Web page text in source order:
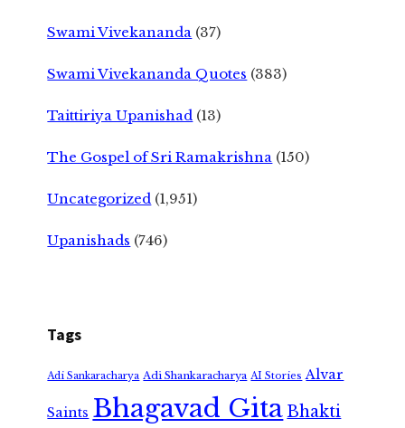
Swami Vivekananda (37)
Swami Vivekananda Quotes (383)
Taittiriya Upanishad (13)
The Gospel of Sri Ramakrishna (150)
Uncategorized (1,951)
Upanishads (746)
Tags
Adi Sankaracharya Adi Shankaracharya AI Stories Alvar
Saints Bhagavad GitaBhakti